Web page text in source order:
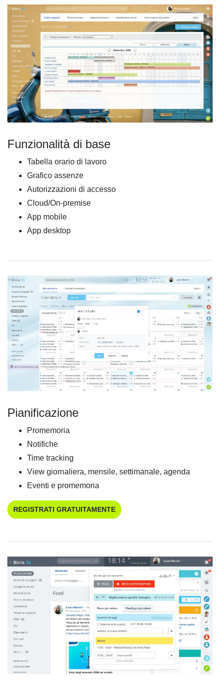
Funzionalità di base
Tabella orario di lavoro
Grafico assenze
Autorizzazioni di accesso
Cloud/On-premise
App mobile
App desktop
Pianificazione
Promemoria
Notifiche
Time tracking
View giornaliera, mensile, settimanale, agenda
Eventi e promemoria
REGISTRATI GRATUITAMENTE